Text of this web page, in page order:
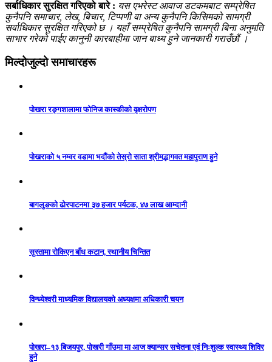
सर्बाधिकार सुरक्षित गरिएको बारे : यस एभरेस्ट आवाज डटकमबाट सम्प्रेषित
कुनैपनि समाचार, लेख, बिचार, टिप्पणी वा अन्य कुनैपनि किसिमको सामग्री
सर्वाधिकार सुरक्षित गरिएको छ । यहाँ सम्प्रेषित कुनैपनि सामग्री बिना अनुमति
साभार गरेको पाईए कानुनी कारबाहीमा जान बाध्य हुने जानकारी गराउँछौं ।
मिल्दोजुल्दो समाचारहरू
पोखरा रङ्गशालामा फोनिज कास्कीको वृक्षरोपण
पोखराको ५ नम्वर वडामा भदौंको तेस्रो साता श्रीमद्भागवत महापुराण हुने
बागलुङको ढोरपाटनमा ३७ हजार पर्यटक, ४७ लाख आम्दानी
सुस्तामा रोकिएन बाँध कटान, स्थानीय चिन्तित
विन्ध्येश्वरी माध्यमिक विद्यालयको अध्यक्षमा अधिकारी चयन
पोखरा–१३ बिजयपुर, पोखरी गाँउमा मा आज क्यान्सर सचेतना एवं निःशुल्क स्वास्थ्य शिविर
हुने